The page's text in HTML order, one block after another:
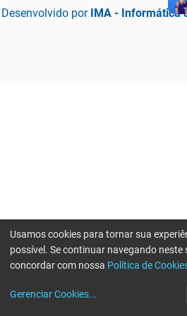
Desenvolvido por IMA - Informática
Usamos cookies para tornar sua
possível. Se continuar navegando neste
concordar com nossa Política de
Gerenciar Cookies...
Erro ao enviar informações, por favor